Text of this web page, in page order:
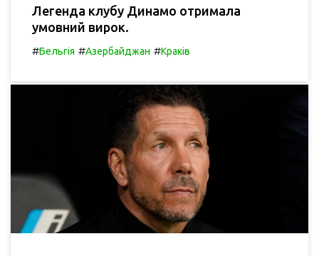
Легенда клубу Динамо отримала
умовний вирок.
#Бельгія #Азербайджан #Краків